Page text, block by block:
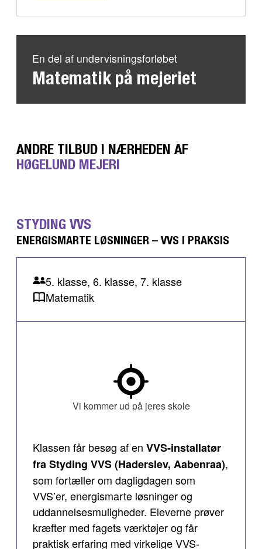
En del af undervisningsforløbet
Matematik på mejeriet
ANDRE TILBUD I NÆRHEDEN AF
HØGELUND MEJERI
STYDING VVS
ENERGISMARTE LØSNINGER – VVS I PRAKSIS
5. klasse, 6. klasse, 7. klasse
Matematik
Vi kommer ud på jeres skole
Klassen får besøg af en VVS-installatør
fra Styding VVS (Haderslev, Aabenraa),
som fortæller om dagligdagen som
VVS’er, energismarte løsninger og
uddannelsesmuligheder. Eleverne prøver
kræfter med fagets værktøjer og får
praktisk erfaring med virkelige VVS-